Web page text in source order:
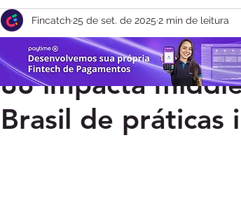
Equity
88 impacta
Brasil de práticas
Fincatch25 de set. de 2025 2 min de leitura